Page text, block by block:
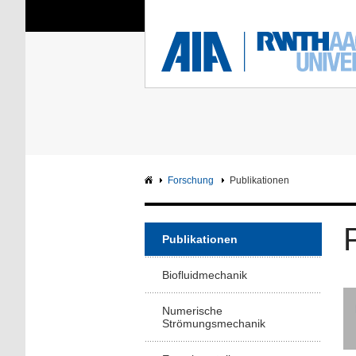
Sie sind hier: Aerodynamisches
RWTH
Forschung Publikationen
Publikationen
Biofluidmechanik
Numerische
Strömungsmechanik